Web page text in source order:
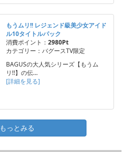
もうムリ!! レジェンド級美少女アイド
ル10タイトルパック
消費ポイント： 2980Pt
カテゴリー：バグースTV限定
BAGUSの大人気シリーズ【もうム
リ!!】の伝…
[詳細を見る]
もっとみる